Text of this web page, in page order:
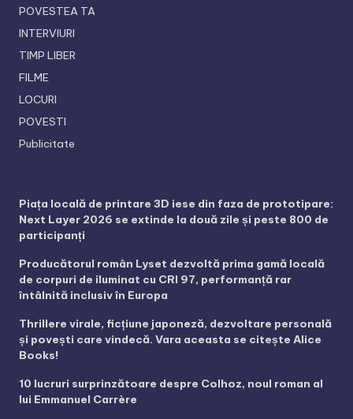
POVESTEA TA
INTERVIURI
TIMP LIBER
FILME
LOCURI
POVESTI
Publicitate
Piața locală de printare 3D iese din faza de prototipare:
Next Layer 2026 se extinde la două zile și peste 800 de
participanți
Producătorul român Lyset dezvoltă prima gamă locală
de corpuri de iluminat cu CRI 97, performanță rar
întâlnită inclusiv în Europa
Thrillere virale, ficțiune japoneză, dezvoltare personală
și povești care vindecă. Vara aceasta se citește Alice
Books!
10 lucruri surprinzătoare despre Colhoz, noul roman al
lui Emmanuel Carrère